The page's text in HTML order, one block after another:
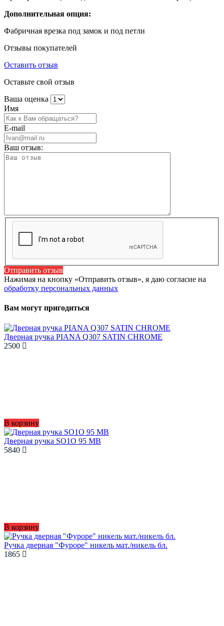
Дополнительная опция:
Фабричная врезка под замок и под петли
Отзывы покупателей
Оставить отзыв
Оставьте свой отзыв
Ваша оценка
Имя
E-mail
Ваш отзыв:
Отправить отзыв
Нажимая на кнопку «Отправить отзыв», я даю согласие на
обработку персональных данных
Вам могут пригодиться
Дверная ручка PIANA Q307 SATIN CHROME
2500
В корзину
Дверная ручка SO1O 95 MB
5840
В корзину
Ручка дверная "Фуроре" никель мат./никель бл.
1865